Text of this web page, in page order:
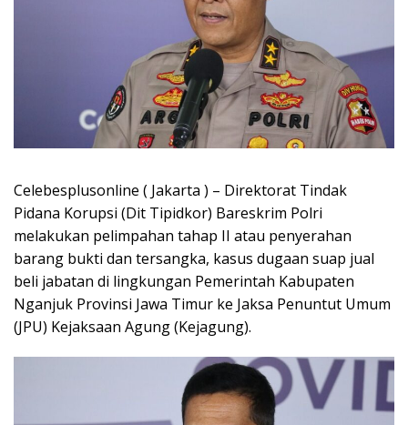
Celebesplusonline ( Jakarta ) – Direktorat Tindak
Pidana Korupsi (Dit Tipidkor) Bareskrim Polri
melakukan pelimpahan tahap II atau penyerahan
barang bukti dan tersangka, kasus dugaan suap jual
beli jabatan di lingkungan Pemerintah Kabupaten
Nganjuk Provinsi Jawa Timur ke Jaksa Penuntut Umum
(JPU) Kejaksaan Agung (Kejagung).